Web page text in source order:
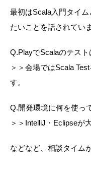
最初はScala入門タイ
たいことを話されてい
Q.PlayでScalaのテス
＞＞会場ではScala
す。
Q.開発環境に何を使っ
＞＞IntelliJ・Eclipseが
などなど、相談タイム